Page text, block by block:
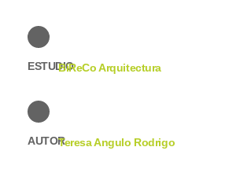
ESTUDIOBiReCo Arquitectura
AUTORTeresa Angulo Rodrigo